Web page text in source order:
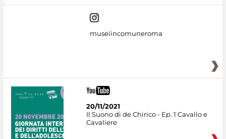
museiincomuneroma
20/11/2021
Il Suono di de Chirico - Ep. 1 Cavallo e
Cavaliere